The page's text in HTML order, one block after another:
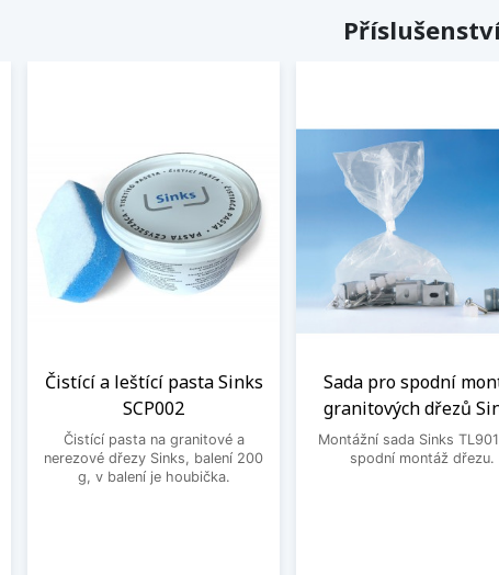
Čistící a leštící pasta Sinks
SCP002
Čistící pasta na granitové a
nerezové dřezy Sinks, balení 200
g, v balení je houbička.
Sada pro spodní
granitových dřezů
Montážní sada Sinks
spodní montáž dřezu.